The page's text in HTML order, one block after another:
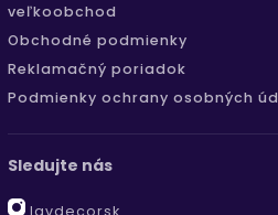
veľkoobchod
Obchodné podmienky
Reklamačný poriadok
Podmienky ochrany osobných
Sledujte nás
lavdecorsk